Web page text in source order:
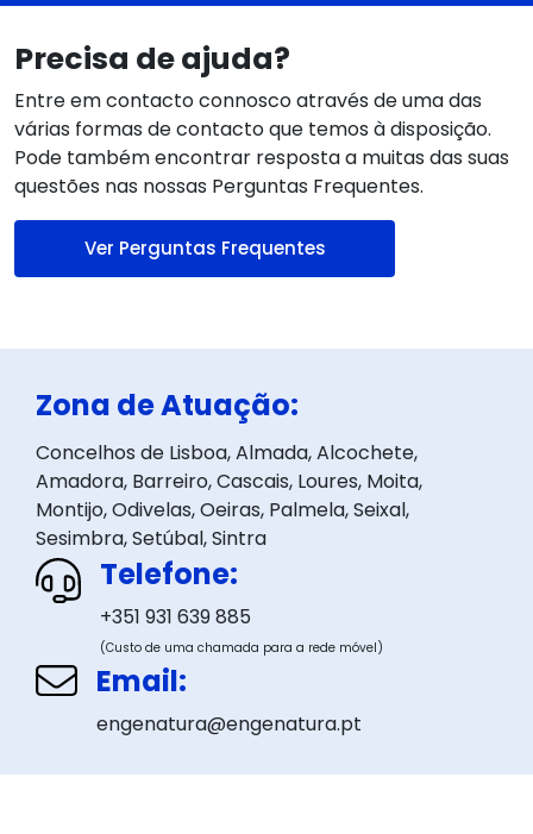
Precisa de ajuda?
Entre em contacto connosco através de uma das
várias formas de contacto que temos à disposição.
Pode também encontrar resposta a muitas das suas
questões nas nossas Perguntas Frequentes.
Ver Perguntas Frequentes
Zona de Atuação:
Concelhos de Lisboa, Almada, Alcochete,
Amadora, Barreiro, Cascais, Loures, Moita,
Montijo, Odivelas, Oeiras, Palmela, Seixal,
Sesimbra, Setúbal, Sintra
Telefone:
+351 931 639 885
(Custo de uma chamada para a rede móvel)
Email:
engenatura@engenatura.pt